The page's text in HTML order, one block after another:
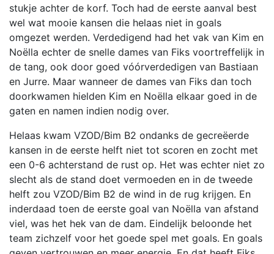
stukje achter de korf. Toch had de eerste aanval best
wel wat mooie kansen die helaas niet in goals
omgezet werden. Verdedigend had het vak van Kim en
Noëlla echter de snelle dames van Fiks voortreffelijk in
de tang, ook door goed vóórverdedigen van Bastiaan
en Jurre. Maar wanneer de dames van Fiks dan toch
doorkwamen hielden Kim en Noëlla elkaar goed in de
gaten en namen indien nodig over.
Helaas kwam VZOD/Bim B2 ondanks de gecreëerde
kansen in de eerste helft niet tot scoren en zocht met
een 0-6 achterstand de rust op. Het was echter niet zo
slecht als de stand doet vermoeden en in de tweede
helft zou VZOD/Bim B2 de wind in de rug krijgen. En
inderdaad toen de eerste goal van Noëlla van afstand
viel, was het hek van de dam. Eindelijk beloonde het
team zichzelf voor het goede spel met goals. En goals